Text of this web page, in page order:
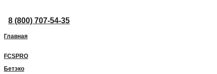
8 (800) 707-54-35
Главная
FCSPRO
Бетэко